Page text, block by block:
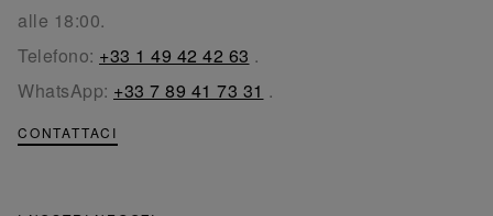
alle 18:00.
Telefono: +33 1 49 42 42 63 .
WhatsApp: +33 7 89 41 73 31 .
CONTATTACI